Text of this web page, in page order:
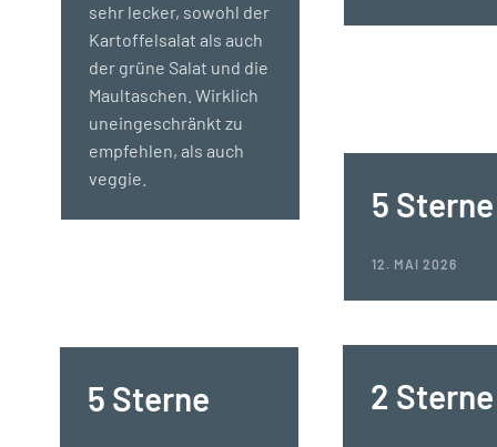
sehr lecker, sowohl der
Kartoffelsalat als auch
der grüne Salat und die
Maultaschen. Wirklich
uneingeschränkt zu
empfehlen, als auch
veggie.
5 Sterne
12. MAI 2026
2 Sterne
5 Sterne